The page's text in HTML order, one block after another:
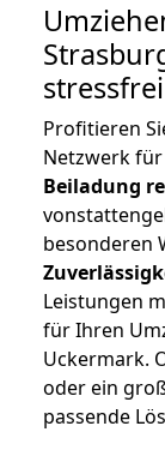
stressfrei
Profitieren
Netzwerk
Beiladung
besonderen
Leistungen
für Ihren
Uckermark.
oder ein
passende